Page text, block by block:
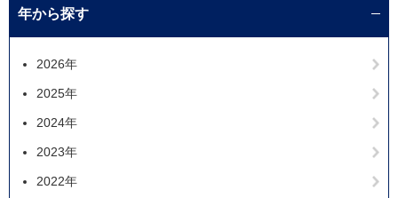
年から探す
2026年
2025年
2024年
2023年
2022年